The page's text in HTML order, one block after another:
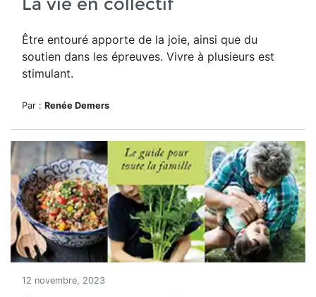
Être entouré apporte de la joie, ainsi que du
soutien dans les épreuves. Vivre à plusieurs est
stimulant.
Par : Renée Demers
12 novembre, 2023